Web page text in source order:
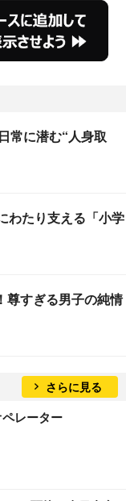
常に潜む“人身取
わたり支える「小学
尊すぎる男子の純情
さらに見る
レーター